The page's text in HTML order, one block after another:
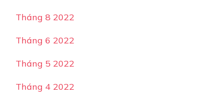
Tháng 8 2022
Tháng 6 2022
Tháng 5 2022
Tháng 4 2022